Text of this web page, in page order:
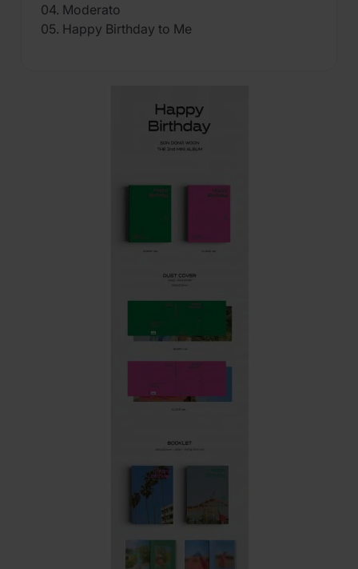
04. Moderato
05. Happy Birthday to Me